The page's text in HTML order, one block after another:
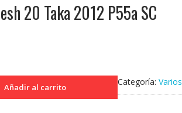
20 Taka 2012 P55a SC
Añadir al carrito Categoría:Varios